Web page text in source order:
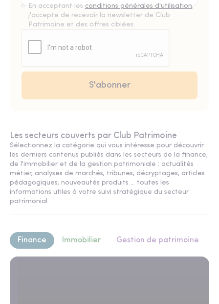
En acceptant les conditions générales d'utilisation,
j'accepte de recevoir la newsletter de Club
Patrimoine et des offres ciblées.
Les secteurs couverts par Club Patrimoine
Sélectionnez la catégorie qui vous intéresse pour découvrir
les derniers contenus publiés dans les secteurs de la finance,
de l'immobilier et de la gestion patrimoniale : actualités
métier, analyses de marchés, tribunes, décryptages, articles
pédagogiques, nouveautés produits ... toutes les
informations utiles à votre suivi stratégique du secteur
patrimonial.
Finance Immobilier Gestion de patrimoine